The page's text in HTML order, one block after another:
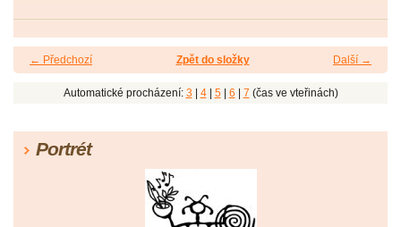
← Předchozí Další →
Zpět do složky
Automatické procházení: 3 4| 5| 6 7 (čas ve vteřinách)
Portrét